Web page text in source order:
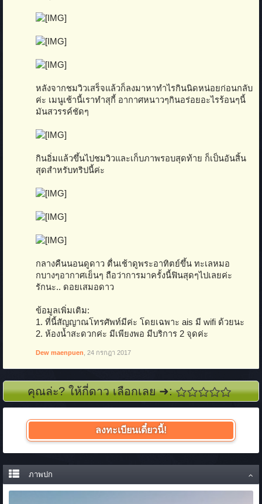
หลังจากชมวิวเสร็จแล้วก็ลงมาหาทำไรกินนิดหน่อยก่อนกลับ
ค่ะ เมนูเช้านี้เราทำสุกี้ อากาศหนาวๆกินอร่อยอะไรร้อนๆนี้
มันสวรรค์ชัดๆ
กินอิ่มแล้วขึ้นไปชมวิวและเก็บภาพรอบสุดท้าย ก็เป็นอันสิ้น
สุดสำหรับทริปนี้ค่ะ
กลางคืนนอนดูดาว ตื่นเช้าดูพระอาทิตย์ขึ้น ทะเลหมอ
กบางๆอากาศเย็นๆ ถือว่าการมาครั้งนี้ฟินสุดๆไปเลยค่ะ
รักนะ.. ดอยเสมอดาว
ข้อมูลเพิ่มเติม:
1. ที่นี้สัญญาณโทรศัพท์มีค่ะ โดยเฉพาะ ais มี wifi ด้วยนะ
2. ห้องน้ำสะดวกค่ะ มีเพียงพอ มีบริการ 2 จุดค่ะ
Dew maenpuen 24 กรกฎา 2017
คุณล่ะ? ให้กี่ดาว เลือกเลย ➜:
ลงทะเบียนเดี๋ยวนี้!
ภาพปก